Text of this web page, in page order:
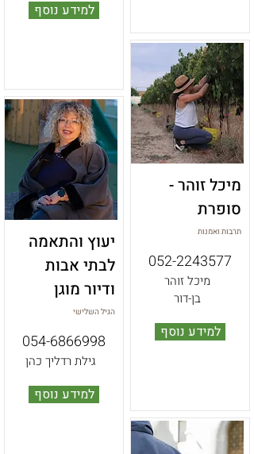
תרבות ואמנות
052-2243577
מיכל זוהר
בן-דור
למידע נוסף
מיכל זוהר -
סופרת
למידע נוסף
הגיל השלישי
054-6866998
גילת רדליך כהן
למידע נוסף
יעוץ והתאמה
לבתי אבות
ודיור מוגן